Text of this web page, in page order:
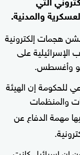
والمدنية.
بشن هجمات إلكترونية
على
للحكومة إن الهيئة
والمنظمات
مهمة الدفاع عن